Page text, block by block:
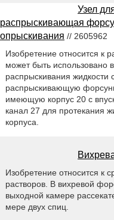
Узел
распрыскивающая
опрыскивания // 2605962
Изобретение относится к
может быть использовано
распрыскивания
распрыскивающую
имеющую корпус 20 с
канал 27 для протекания
корпуса.
Изобретение относится к
растворов. В вихревой
выходной камере
мере двух спиц.